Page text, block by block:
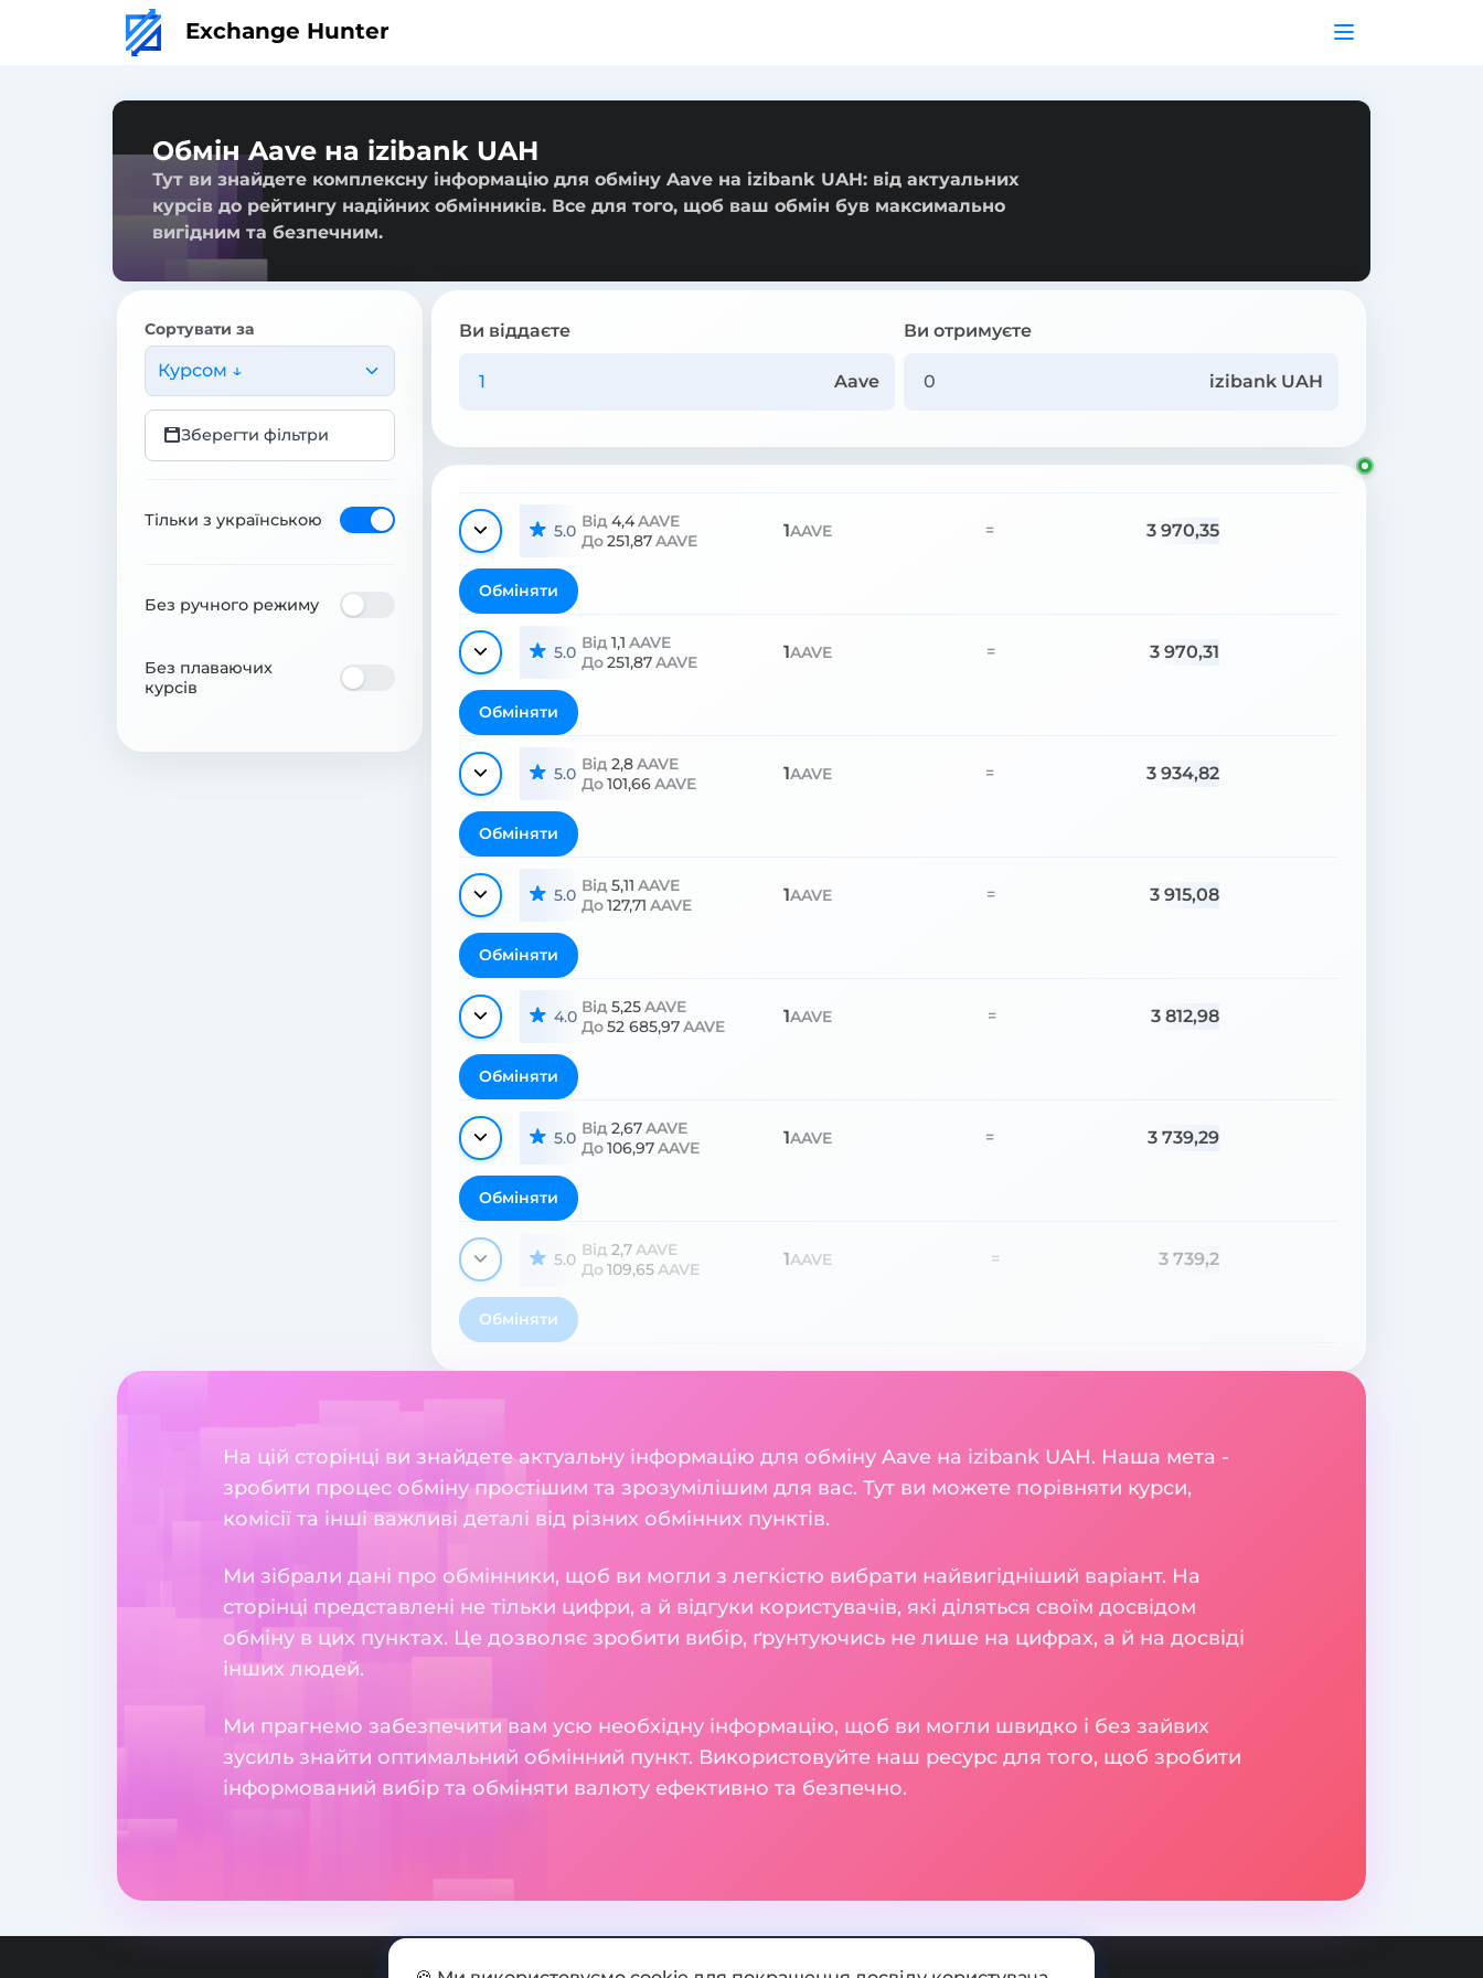
Exchange Hunter
Обмін Aave на izibank UAH
Тут ви знайдете комплексну інформацію для обміну Aave на izibank UAH: від актуальних
курсів до рейтингу надійних обмінників. Все для того, щоб ваш обмін був максимально
вигідним та безпечним.
Сортувати за
Курсом ↓
Зберегти фільтри
Тільки з українською
Без ручного режиму
Без плаваючих
курсів
Ви віддаєте
Aave
Ви отримуєте
izibank UAH
5.0 Від 4,4AAVE
До251,87AAVE 1AAVE = 3 970,35
Обміняти
5.0 Від 1,1 AAVE
До251,87AAVE 1AAVE = 3 970,31
Обміняти
5.0 Від 2,8AAVE
До101,66AAVE 1AAVE = 3 934,82
Обміняти
5.0 Від 5,11 AAVE
До127,71 AAVE 1AAVE = 3 915,08
Обміняти
4.0 Від 5,25AAVE
До52 685,97AAVE 1AAVE = 3 812,98
Обміняти
5.0 Від 2,67AAVE
До106,97AAVE 1AAVE = 3 739,29
Обміняти
5.0 Від 2,7AAVE
До 109,65AAVE 1AAVE = 3 739,2
Обміняти
На цій сторінці ви знайдете актуальну інформацію для обміну Aave на izibank UAH. Наша мета -
зробити процес обміну простішим та зрозумілішим для вас. Тут ви можете порівняти курси,
комісії та інші важливі деталі від різних обмінних пунктів.
Ми зібрали дані про обмінники, щоб ви могли з легкістю вибрати найвигідніший варіант. На
сторінці представлені не тільки цифри, а й відгуки користувачів, які діляться своїм досвідом
обміну в цих пунктах. Це дозволяє зробити вибір, ґрунтуючись не лише на цифрах, а й на досвіді
інших людей.
Ми прагнемо забезпечити вам усю необхідну інформацію, щоб ви могли швидко і без зайвих
зусиль знайти оптимальний обмінний пункт. Використовуйте наш ресурс для того, щоб зробити
інформований вибір та обміняти валюту ефективно та безпечно.